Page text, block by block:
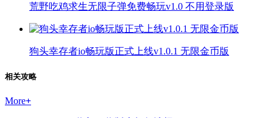
荒野吃鸡求生无限子弹免费畅玩v1.0 不用登录版
狗头幸存者io畅玩版正式上线v1.0.1 无限金币版
相关攻略
More+